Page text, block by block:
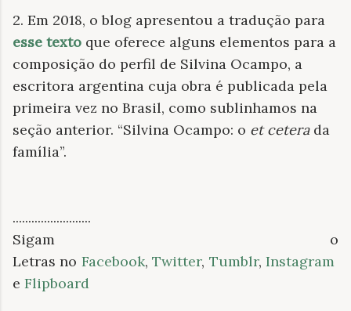
2. Em 2018, o blog apresentou a tradução para
esse texto que oferece alguns elementos para a
composição do perfil de Silvina Ocampo, a
escritora argentina cuja obra é publicada pela
primeira vez no Brasil, como sublinhamos na
seção anterior. “Silvina Ocampo: o et ceterada
família”.
.........................
Sigam o
Letras no Facebook,Twitter, Tumblr, Instagram
e Flipboard